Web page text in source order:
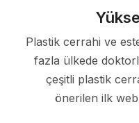
Plastik cerrahi ve
fazla ülkede
çeşitli plastik
önerilen ilk